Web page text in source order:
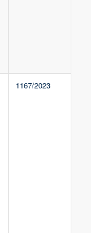
1167/2023